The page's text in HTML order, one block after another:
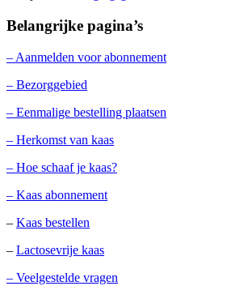
Belangrijke pagina’s
– Aanmelden voor abonnement
– Bezorggebied
– Eenmalige bestelling plaatsen
– Herkomst van kaas
– Hoe schaaf je kaas?
– Kaas abonnement
– Kaas bestellen
– Lactosevrije kaas
– Veelgestelde vragen